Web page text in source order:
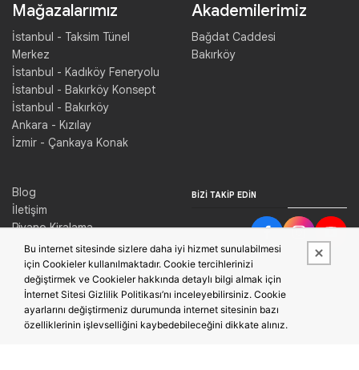
Mağazalarımız
İstanbul - Taksim Tünel
Merkez
İstanbul - Kadıköy Feneryolu
İstanbul - Bakırköy Konsept
İstanbul - Bakırköy
Ankara - Kızılay
İzmir - Çankaya Konak
Akademilerimiz
Bağdat Caddesi
Bakırköy
Blog
İletişim
Piyano Kiralama
Konser Salonu Kiralama
BIZI TAKIP EDIN
Bu internet sitesinde sizlere daha iyi hizmet sunulabilmesi
için Cookieler kullanılmaktadır. Cookie tercihlerinizi
değiştirmek ve Cookieler hakkında detaylı bilgi almak için
İnternet Sitesi Gizlilik Politikası’nı inceleyebilirsiniz. Cookie
ayarlarını değiştirmeniz durumunda internet sitesinin bazı
özelliklerinin işlevselliğini kaybedebileceğini dikkate alınız.